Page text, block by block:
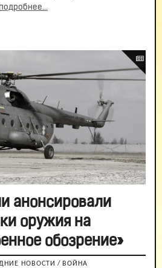
анонсировали
оружия на
обозрение»
НОВОСТИ / ВОЙНА